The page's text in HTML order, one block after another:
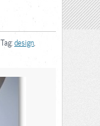
. Tag:design